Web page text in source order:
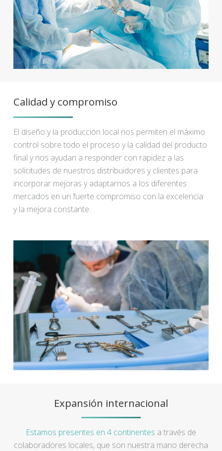
Calidad y compromiso
El diseño y la producción local nos permiten el máximo
control sobre todo el proceso y la calidad del producto
final y nos ayudan a responder con rapidez a las
solicitudes de nuestros distribuidores y clientes para
incorporar mejoras y adaptarnos a los diferentes
mercados en un fuerte compromiso con la excelencia
y la mejora constante.
Expansión internacional
Estamos presentes en 4 continentes a través de
colaboradores locales, que son nuestra mano derecha